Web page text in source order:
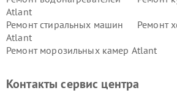
Atlant
Ремонт стиральных машин
Atlant
Ремонт
Ремонт морозильных камер Atlant
Контакты сервис центра